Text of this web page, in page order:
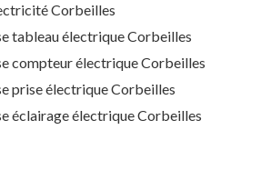
Corbeilles
tableau électrique Corbeilles
compteur électrique Corbeilles
prise électrique Corbeilles
éclairage électrique Corbeilles